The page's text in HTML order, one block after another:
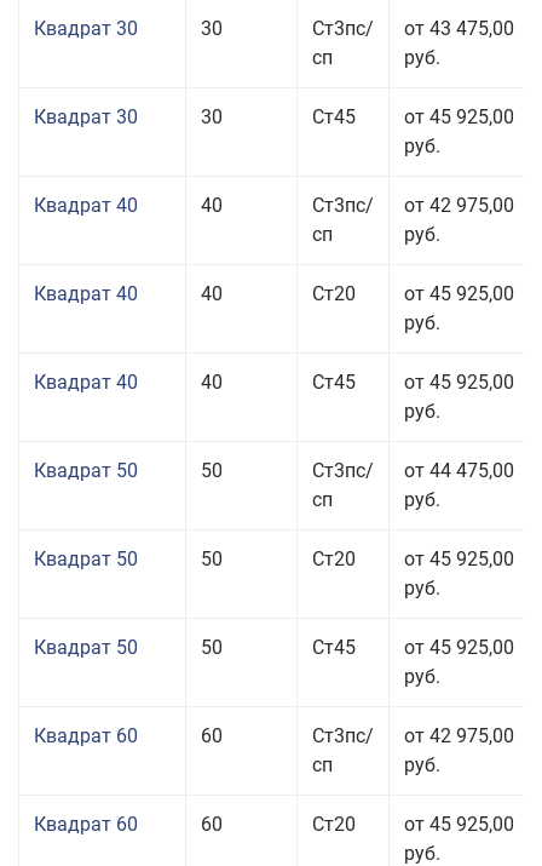
Квадрат 30 30
Ст3пс/
сп
от 43 475,00
руб.
Квадрат 30 30 Ст45
от 45 925,00
руб.
Квадрат 40 40
Ст3пс/
сп
от 42 975,00
руб.
Квадрат 40 40 Ст20
от 45 925,00
руб.
Квадрат 40 40 Ст45
от 45 925,00
руб.
Квадрат 50 50
Ст3пс/
сп
от 44 475,00
руб.
Квадрат 50 50 Ст20
от 45 925,00
руб.
Квадрат 50 50 Ст45
от 45 925,00
руб.
Квадрат 60 60
Ст3пс/
сп
от 42 975,00
руб.
Квадрат 60 60 Ст20
от 45 925,00
руб.